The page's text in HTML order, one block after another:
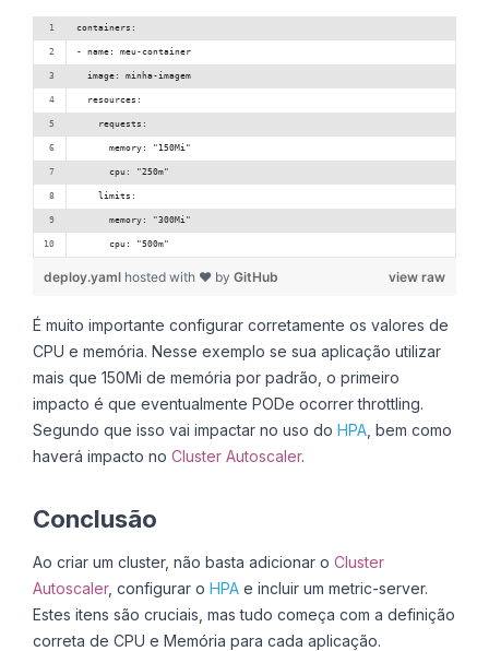
containers:
- name: meu-container
  image: minha-imagem
  resources:
    requests:
      memory: "150Mi"
      cpu: "250m"
    limits:
      memory: "300Mi"
      cpu: "500m"
view raw
deploy.yaml hosted with ❤ by GitHub
É muito importante configurar corretamente os valores de
CPU e memória. Nesse exemplo se sua aplicação utilizar
mais que 150Mi de memória por padrão, o primeiro
impacto é que eventualmente PODe ocorrer throttling.
Segundo que isso vai impactar no uso do HPA , bem como
haverá impacto no Cluster Autoscaler.
Conclusão
Ao criar um cluster, não basta adicionar o Cluster
Autoscaler, configurar o HPA e incluir um metric-server.
Estes itens são cruciais, mas tudo começa com a definição
correta de CPU e Memória para cada aplicação.